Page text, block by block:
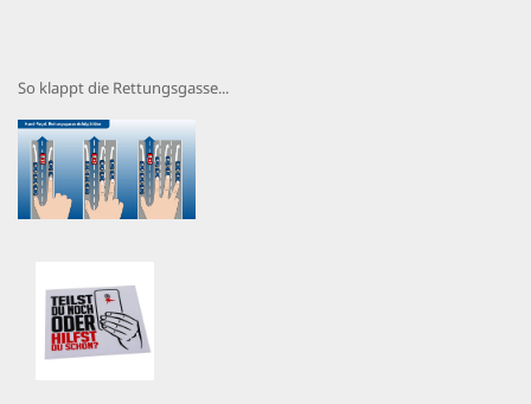
So klappt die Rettungsgasse...